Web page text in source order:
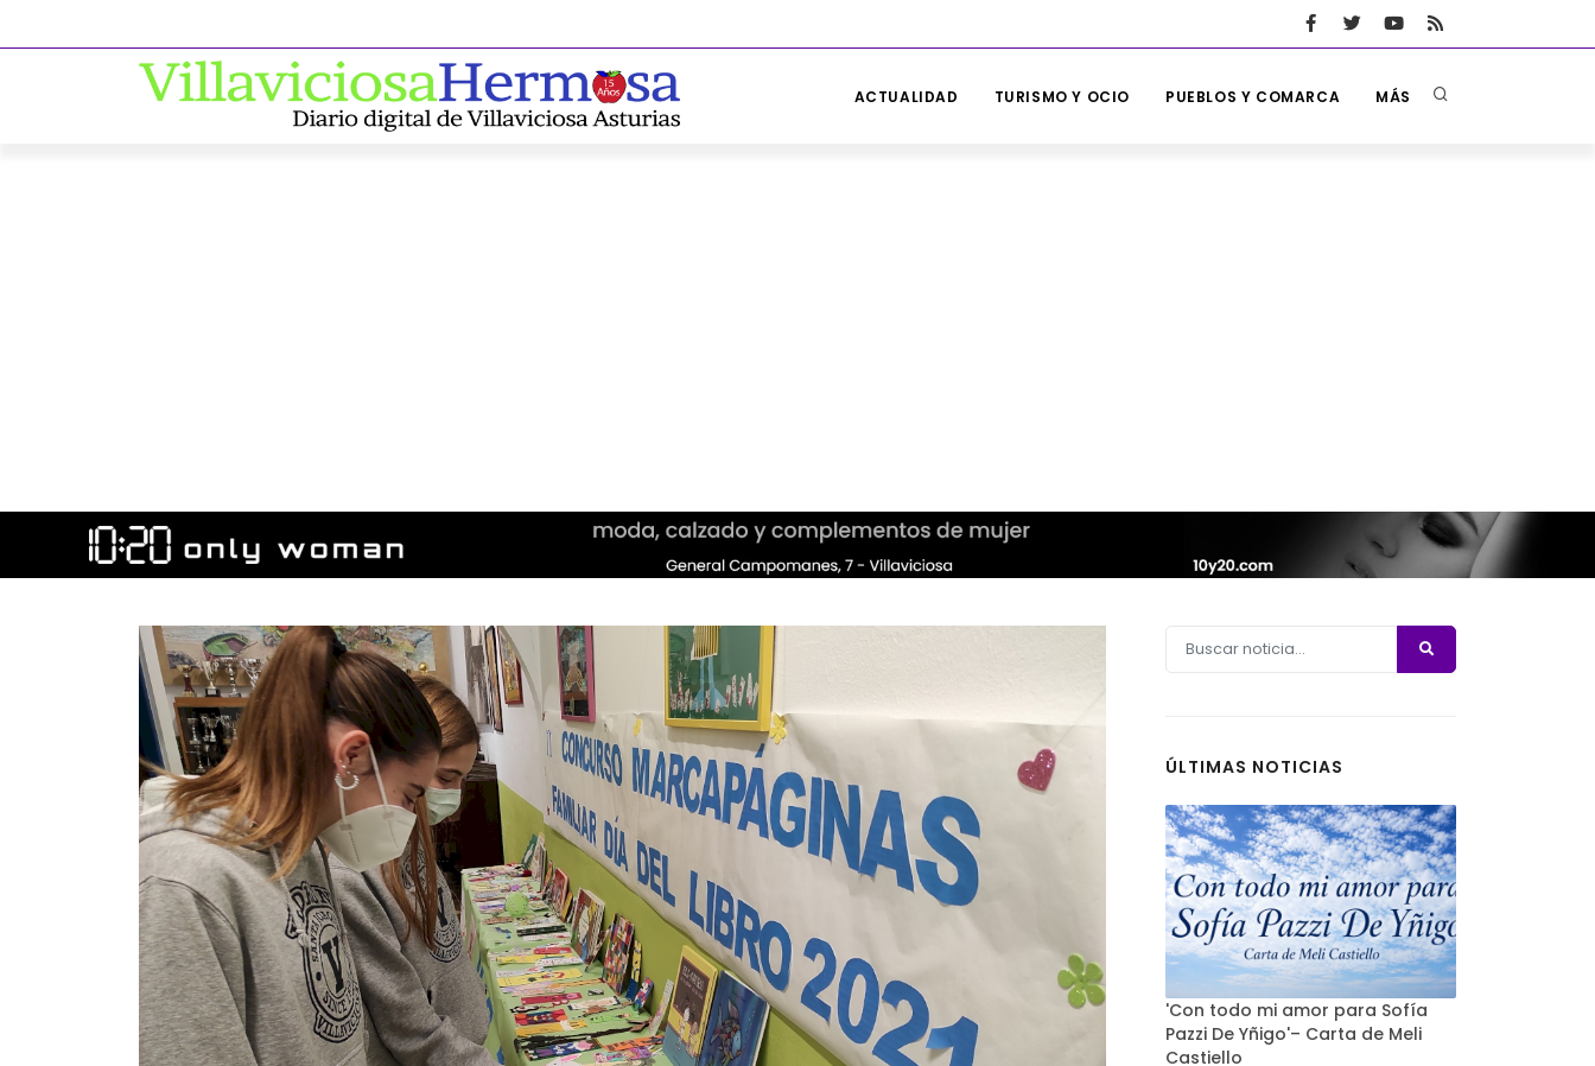
ACTUALIDAD TURISMO Y OCIO PUEBLOS Y COMARCA MÁS
ÚLTIMAS NOTICIAS
'Con todo mi amor para Sofía
Pazzi De Yñigo'– Carta de Meli
Castiello